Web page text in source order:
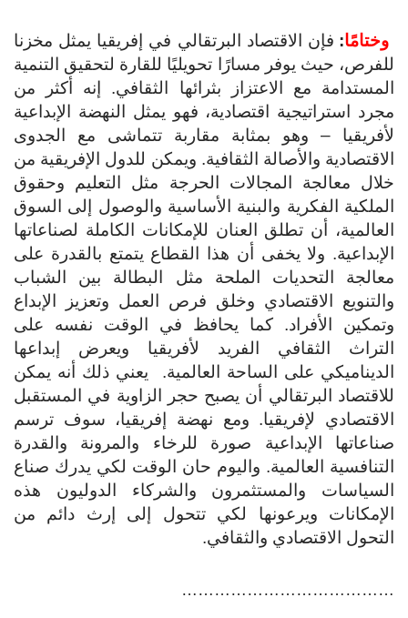
وختامًا: فإن الاقتصاد البرتقالي في إفريقيا يمثل مخزنا
للفرص، حيث يوفر مسارًا تحويليًا للقارة لتحقيق التنمية
المستدامة مع الاعتزاز بثرائها الثقافي. إنه أكثر من
مجرد استراتيجية اقتصادية، فهو يمثل النهضة الإبداعية
لأفريقيا – وهو بمثابة مقاربة تتماشى مع الجدوى
الاقتصادية والأصالة الثقافية. ويمكن للدول الإفريقية من
خلال معالجة المجالات الحرجة مثل التعليم وحقوق
الملكية الفكرية والبنية الأساسية والوصول إلى السوق
العالمية، أن تطلق العنان للإمكانات الكاملة لصناعاتها
الإبداعية. ولا يخفى أن هذا القطاع يتمتع بالقدرة على
معالجة التحديات الملحة مثل البطالة بين الشباب
والتنويع الاقتصادي وخلق فرص العمل وتعزيز الإبداع
وتمكين الأفراد. كما يحافظ في الوقت نفسه على
التراث الثقافي الفريد لأفريقيا ويعرض إبداعها
الديناميكي على الساحة العالمية. يعني ذلك أنه يمكن
للاقتصاد البرتقالي أن يصبح حجر الزاوية في المستقبل
الاقتصادي لإفريقيا. ومع نهضة إفريقيا، سوف ترسم
صناعاتها الإبداعية صورة للرخاء والمرونة والقدرة
التنافسية العالمية. واليوم حان الوقت لكي يدرك صناع
السياسات والمستثمرون والشركاء الدوليون هذه
الإمكانات ويرعونها لكي تتحول إلى إرث دائم من
التحول الاقتصادي والثقافي.
…………………………………